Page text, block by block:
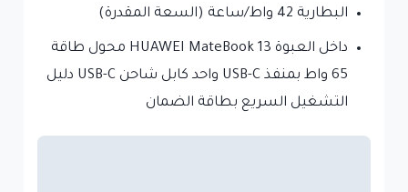
البطارية 42 واط/ساعة (السعة المقدرة)
داخل العبوة HUAWEI MateBook 13 محول طاقة
65 واط بمنفذ USB-C واحد كابل شاحن USB-C دليل
التشغيل السريع بطاقة الضمان